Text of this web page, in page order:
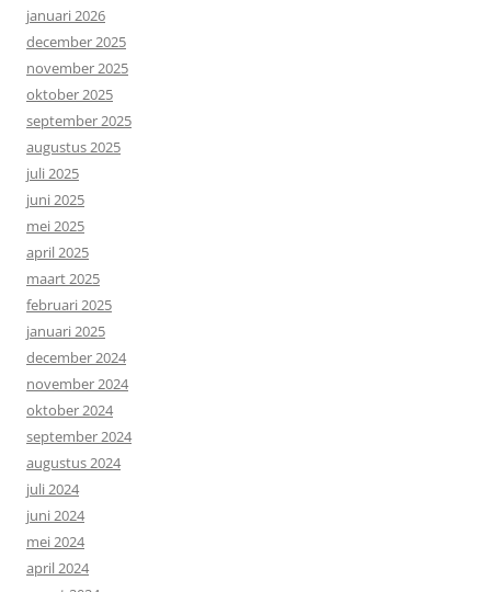
januari 2026
december 2025
november 2025
oktober 2025
september 2025
augustus 2025
juli 2025
juni 2025
mei 2025
april 2025
maart 2025
februari 2025
januari 2025
december 2024
november 2024
oktober 2024
september 2024
augustus 2024
juli 2024
juni 2024
mei 2024
april 2024